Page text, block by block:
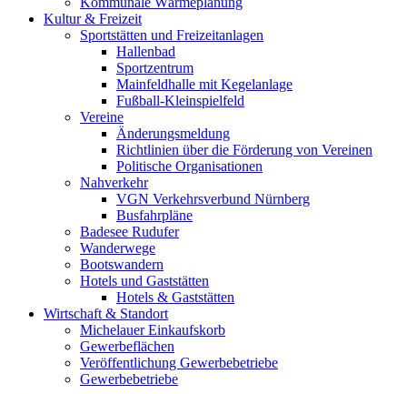
Kultur & Freizeit
Sportstätten und Freizeitanlagen
Hallenbad
Sportzentrum
Mainfeldhalle mit Kegelanlage
Fußball-Kleinspielfeld
Vereine
Änderungsmeldung
Richtlinien über die Förderung von Vereinen
Politische Organisationen
Nahverkehr
VGN Verkehrsverbund Nürnberg
Busfahrpläne
Badesee Rudufer
Wanderwege
Bootswandern
Hotels und Gaststätten
Hotels & Gaststätten
Wirtschaft & Standort
Michelauer Einkaufskorb
Gewerbeflächen
Veröffentlichung Gewerbebetriebe
Gewerbebetriebe